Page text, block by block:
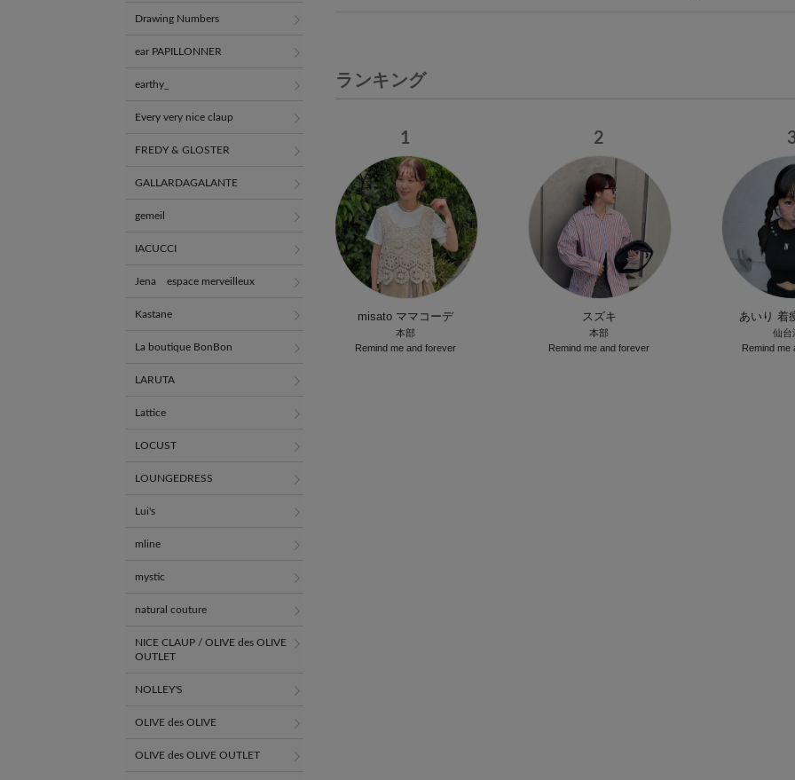
ランキング
1
misato ママコーデ
本部
Remind me and forever
2
スズキ
本部
Remind me and forever
あいり 着
仙台
Remind me
Drawing Numbers
ear PAPILLONNER
earthy_
Every very nice claup
FREDY & GLOSTER
GALLARDAGALANTE
gemeil
IACUCCI
Jena espace merveilleux
Kastane
La boutique BonBon
LARUTA
Lattice
LOCUST
LOUNGEDRESS
Lui's
mline
mystic
natural couture
NICE CLAUP / OLIVE des OLIVE
OUTLET
NOLLEY'S
OLIVE des OLIVE
OLIVE des OLIVE OUTLET